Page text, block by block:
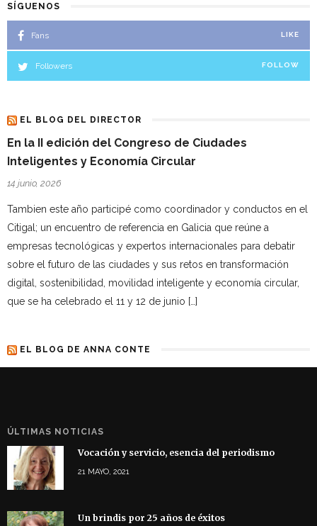
SÍGUENOS
Fans LIKE
Followers FOLLOW
EL BLOG DEL DIRECTOR
En la II edición del Congreso de Ciudades
Inteligentes y Economía Circular
14 junio, 2026
Tambien este año participé como coordinador y conductos en el
Citigal; un encuentro de referencia en Galicia que reúne a
empresas tecnológicas y expertos internacionales para debatir
sobre el futuro de las ciudades y sus retos en transformación
digital, sostenibilidad, movilidad inteligente y economía circular,
que se ha celebrado el 11 y 12 de junio […]
EL BLOG DE ANNA CONTE
ÚLTIMAS NOTICIAS
Vocación y servicio, esencia del periodismo
21 MAYO, 2021
Un brindis por 25 años de éxitos